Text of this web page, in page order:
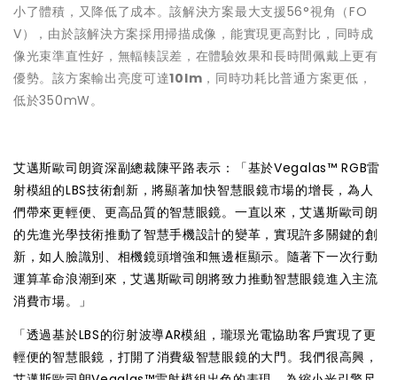
小了體積，又降低了成本。該解決方案最大支援56°視角（FO
V），由於該解決方案採用掃描成像，能實現更高對比，同時成
像光束準直性好，無輻輳誤差，在體驗效果和長時間佩戴上更有
優勢。該方案輸出亮度可達10lm ，同時功耗比普通方案更低，
低於350mW。
艾邁斯歐司朗資深副總裁陳平路表示：「基於Vegalas™ RGB雷
射模組的LBS技術創新，將顯著加快智慧眼鏡市場的增長，為人
們帶來更輕便、更高品質的智慧眼鏡。一直以來，艾邁斯歐司朗
的先進光學技術推動了智慧手機設計的變革，實現許多關鍵的創
新，如人臉識別、相機鏡頭增強和無邊框顯示。隨著下一次行動
運算革命浪潮到來，艾邁斯歐司朗將致力推動智慧眼鏡進入主流
消費市場。」
「透過基於LBS的衍射波導AR模組，瓏璟光電協助客戶實現了更
輕便的智慧眼鏡，打開了消費級智慧眼鏡的大門。我們很高興，